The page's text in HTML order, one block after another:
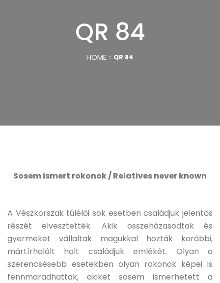
QR 84
HOME QR 84
Sosem ismert rokonok / Relatives never known
A Vészkorszak túlélői sok esetben családjuk jelentős
részét elvesztették. Akik összeházasodtak és
gyermeket vállaltak magukkal hozták korábbi,
mártírhalált halt családjuk emlékét. Olyan a
szerencsésebb esetekben olyan rokonok képei is
fennmaradhattak, akiket sosem ismerhetett a